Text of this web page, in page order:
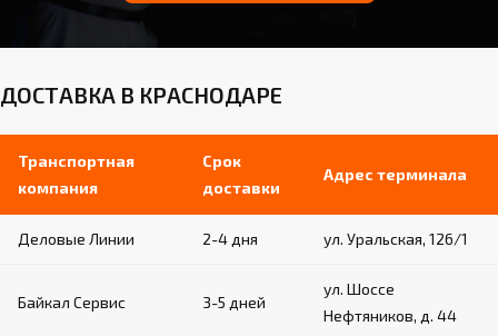
ДОСТАВКА В КРАСНОДАРЕ
Транспортная
компания
Срок
доставки
Адрес терминала
Деловые Линии 2-4 дня ул. Уральская, 126/1
Байкал Сервис 3-5 дней
ул. Шоссе
Нефтяников, д. 44